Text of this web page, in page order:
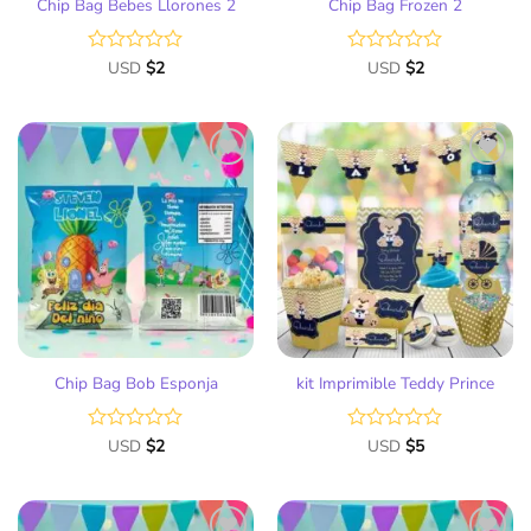
Chip Bag Bebes Llorones 2
Valorado
de
USD $2
Chip Bag Frozen 2
Valorado
de
5
USD $2
Añadir
a la
lista
de
deseos
Chip Bag Bob Esponja
Valorado
de
USD $2
Añadir
a la
lista
de
deseos
kit Imprimible Teddy Prince
Valorado
de
USD $5